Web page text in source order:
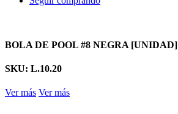
BOLA DE POOL #8 NEGRA [UNIDAD]
SKU: L.10.20
Ver más Ver más